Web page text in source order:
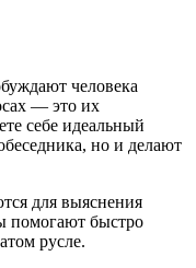
человека
— это их
себе идеальный
но и делают
для выяснения
помогают быстро
русле.